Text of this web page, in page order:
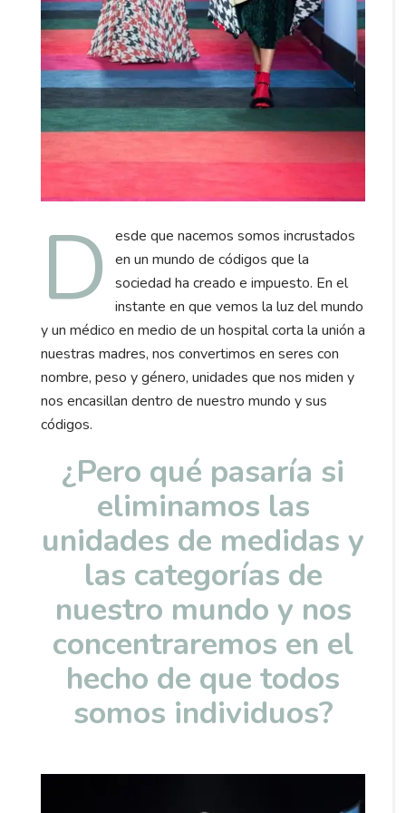
D
esde que nacemos somos incrustados
en un mundo de códigos que la
sociedad ha creado e impuesto. En el
instante en que vemos la luz del mundo
y un médico en medio de un hospital corta la unión a
nuestras madres, nos convertimos en seres con
nombre, peso y género, unidades que nos miden y
nos encasillan dentro de nuestro mundo y sus
códigos.
¿Pero qué pasaría si
eliminamos las
unidades de medidas y
las categorías de
nuestro mundo y nos
concentraremos en el
hecho de que todos
somos individuos?